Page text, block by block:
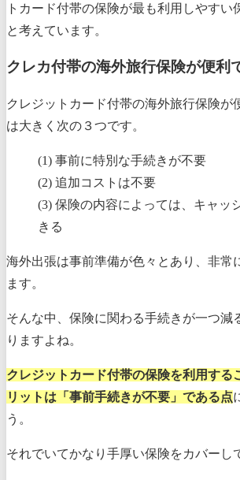
トカード付帯の保険が最も利用しやすい
と考えています。
クレカ付帯の海外旅行保険が便利
クレジットカード付帯の海外旅行保険が
は大きく次の３つです。
事前に特別な手続きが不要
追加コストは不要
保険の内容によっては、キャッ
きる
海外出張は事前準備が色々とあり、非常
ます。
そんな中、保険に関わる手続きが一つ減
りますよね。
クレジットカード付帯の保険を利用する
リットは「事前手続きが不要」である点
う。
それでいてかなり手厚い保険をカバーし